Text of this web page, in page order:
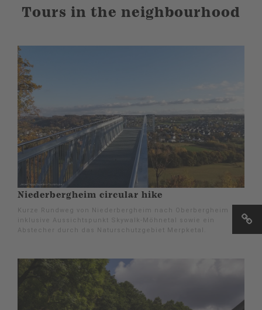
Tours in the neighbourhood
Niederbergheim circular hike
Kurze Rundweg von Niederbergheim nach Oberbergheim
inklusive Aussichtspunkt Skywalk-Möhnetal sowie ein
Abstecher durch das Naturschutzgebiet Merpketal.